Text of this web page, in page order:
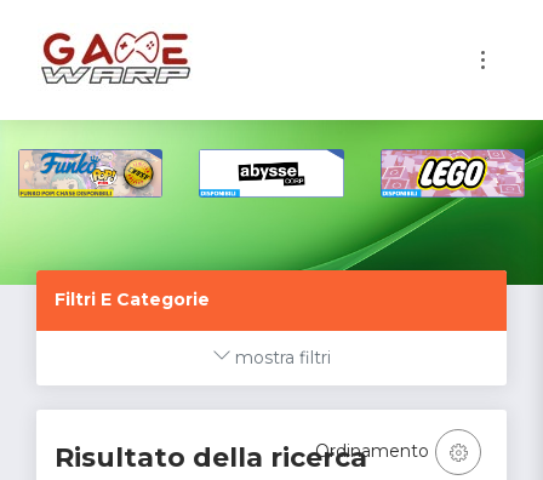
Filtri E Categorie
mostra filtri
Risultato della ricercaOrdinamento